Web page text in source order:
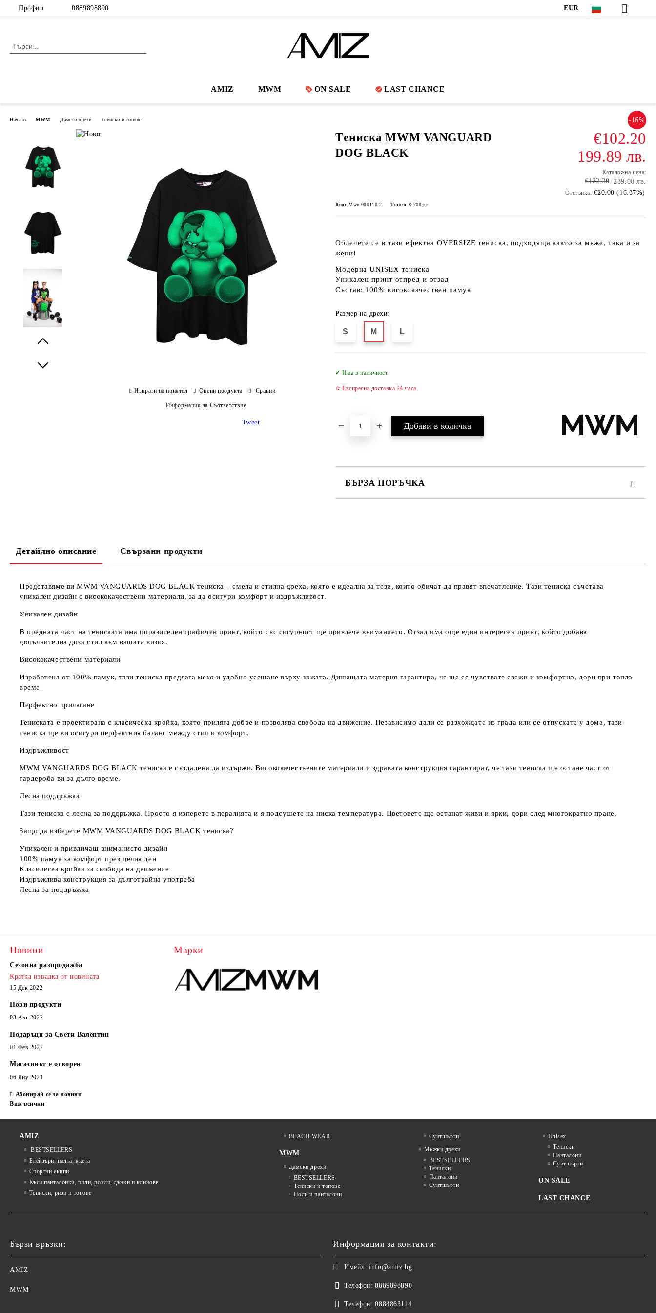
Профил 0889898890 EUR
AMIZ MWM ON SALE LAST CHANCE
Начало MWM Дамски дрехи Тениски и топове
Tениска MWM VANGUARD
DOG BLACK
-16%
€102.20
199.89 лв.
Каталожна цена:
€122.20 239.00 лв.
Отстъпка: €20.00 (16.37%)
Код: Mwm000110-2 Тегло: 0.200 кг
Облечете се в тази ефектна OVERSIZE тениска, подходяща както за мъже, така и за
жени!
МодернаUNISEX тениска
Уникален принт отпред и отзад
Състав: 100% висококачествен памук
Размер на дрехи:
S M L
✔ Има в наличност
✫ Експресна доставка 24 часа
БЪРЗА ПОРЪЧКА
Изпрати на приятел Оцени продукта Сравни
Информация за Съответствие
Tweet
Детайлно описание Свързани продукти
Представяме виMWM VANGUARDS DOG BLACK тениска – смела и стилна дреха, която е идеална за тези, които обичат да правят впечатление. Тази тениска съчетава
уникален дизайн с висококачествени материали, за да осигури комфорт и издръжливост.
Уникален дизайн
В предната част на тениската има поразителен графичен принт, който със сигурност ще привлече вниманието. Отзад има още един интересен принт, който добавя
допълнителна доза стил към вашата визия.
Висококачествени материали
Изработена от 100% памук, тази тениска предлага меко и удобно усещане върху кожата. Дишащата материя гарантира, че ще се чувствате свежи и комфортно, дори при топло
време.
Перфектно прилягане
Тениската е проектирана с класическа кройка, която приляга добре и позволява свобода на движение. Независимо дали се разхождате из града или се отпускате у дома, тази
тениска ще ви осигури перфектния баланс между стил и комфорт.
Издръжливост
MWM VANGUARDS DOG BLACK тениска е създадена да издържи. Висококачествените материали и здравата конструкция гарантират, че тази тениска ще остане част от
гардероба ви за дълго време.
Лесна поддръжка
Тази тениска е лесна за поддръжка. Просто я изперете в пералнята и я подсушете на ниска температура. Цветовете ще останат живи и ярки, дори след многократно пране.
Защо да изберете MWM VANGUARDS DOG BLACK тениска?
Уникален и привличащ вниманието дизайн
100% памук за комфорт през целия ден
Класическа кройка за свобода на движение
Издръжлива конструкция за дълготрайна употреба
Лесна за поддръжка
Новини
Сезонна разпродажба
Кратка извадка от новината
15 Дек 2022
Нови продукти
03 Авг 2022
Подаръци за Свети Валентин
01 Фев 2022
Магазинът е отворен
06 Яну 2021
Абонирай се за новини
Виж всички
Марки
AMIZ
BESTSELLERS
Блейзъри, палта, якета
Спортни екипи
Къси панталонки, поли, рокли, дънки и клинове
Тениски, ризи и топове
BEACH WEAR
MWM
Дамски дрехи
BESTSELLERS
Тениски и топове
Поли и панталони
Суитшърти
Мъжки дрехи
BESTSELLERS
Тениски
Панталони
Суитшърти
Unisex
Тениски
Панталони
Суитшърти
ON SALE
LAST CHANCE
Бързи връзки:
AMIZ
MWM
Информация за контакти:
Имейл: info@amiz.bg
Телефон: 0889898890
Телефон: 0884863114